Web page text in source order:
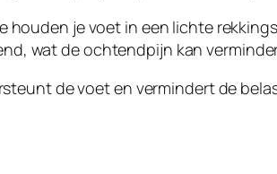
houden je voet in een lichte
wat de ochtendpijn kan
de voet en vermindert de